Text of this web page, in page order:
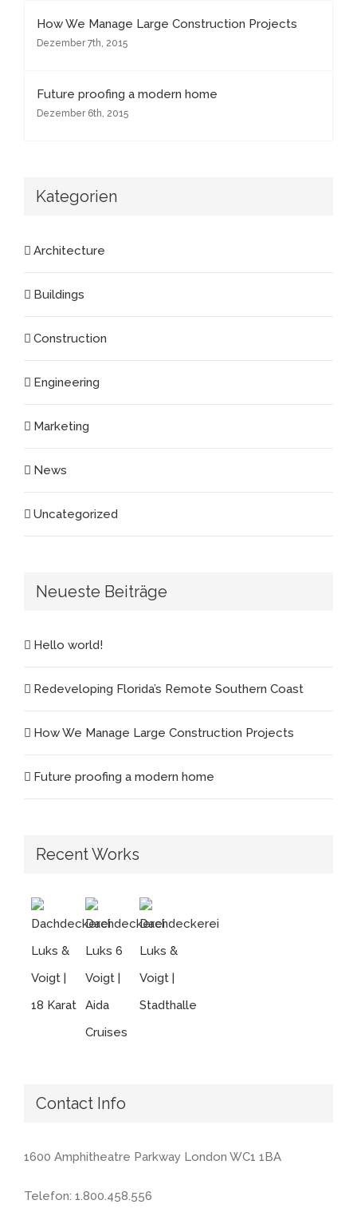
How We Manage Large Construction Projects
Dezember 7th, 2015
Future proofing a modern home
Dezember 6th, 2015
Kategorien
Architecture
Buildings
Construction
Engineering
Marketing
News
Uncategorized
Neueste Beiträge
Hello world!
Redeveloping Florida’s Remote Southern Coast
How We Manage Large Construction Projects
Future proofing a modern home
Recent Works
Contact Info
1600 Amphitheatre Parkway London WC1 1BA
Telefon: 1.800.458.556